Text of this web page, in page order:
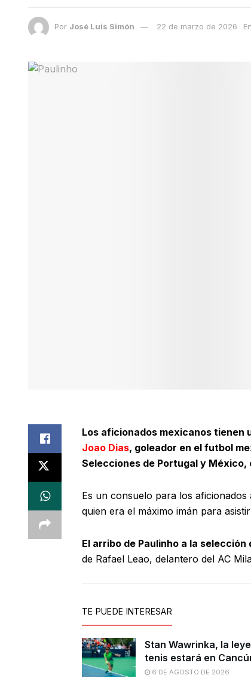
Por José Luis Simón 22 de marzo de 2026 En
Los aficionados mexicanos tienen
Joao Dias, goleador en el futbol
Selecciones de Portugal y
Es un consuelo para los
quien era el máximo imán para
El arribo de Paulinho a la
de Rafael Leao, delantero del AC
TE PUEDE INTERESAR
Stan Wawrinka, la
tenis estará en
6 DE AGOSTO DE 2026